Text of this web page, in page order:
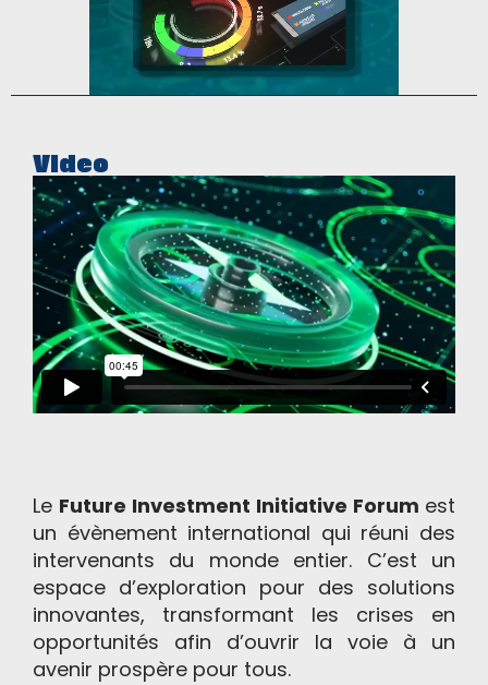
VIdeo
Le Future Investment Initiative Forum est
un évènement international qui réuni des
intervenants du monde entier. C’est un
espace d’exploration pour des solutions
innovantes, transformant les crises en
opportunités afin d’ouvrir la voie à un
avenir prospère pour tous.